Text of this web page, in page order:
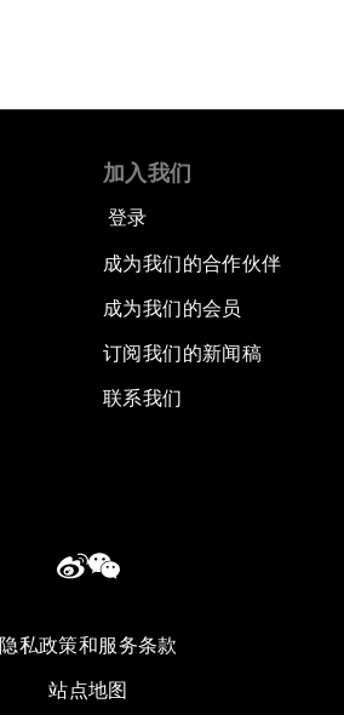
加入我们
登录
成为我们的合作伙伴
成为我们的会员
订阅我们的新闻稿
联系我们
隐私政策和服务条款
站点地图